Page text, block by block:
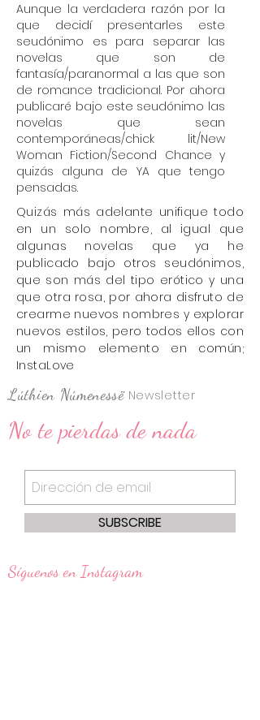
Aunque la verdadera razón por la
que decidí presentarles este
seudónimo es para separar las
novelas que son de
fantasía/paranormal a las que son
de romance tradicional. Por ahora
publicaré bajo este seudónimo las
novelas que sean
contemporáneas/chick lit/New
Woman Fiction/Second Chance y
quizás alguna de YA que tengo
pensadas.
Quizás más adelante unifique todo
en un solo nombre, al igual que
algunas novelas que ya he
publicado bajo otros seudónimos,
que son más del tipo erótico y una
que otra rosa, por ahora disfruto de
crearme nuevos nombres y explorar
nuevos estilos, pero todos ellos con
un mismo elemento en común;
InstaLove
Lúthien Númenessë Newsletter
No te pierdas de nada
SUBSCRIBE
​Síguenos en Instagram